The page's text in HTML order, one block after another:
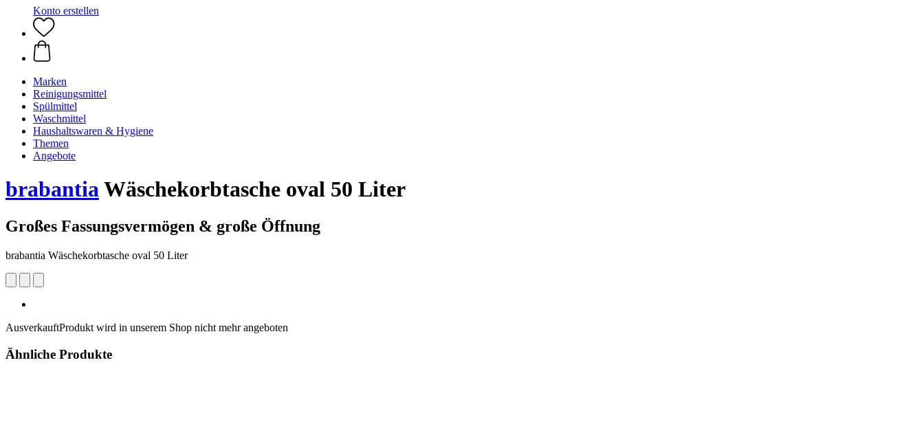
Konto erstellen
Marken
Reinigungsmittel
Spülmittel
Waschmittel
Haushaltswaren & Hygiene
Themen
Angebote
brabantiaWäschekorbtasche oval 50 Liter
Großes Fassungsvermögen & große Öffnung
brabantia Wäschekorbtasche oval 50 Liter
AusverkauftProdukt wird in unserem Shop nicht mehr angeboten
Ähnliche Produkte